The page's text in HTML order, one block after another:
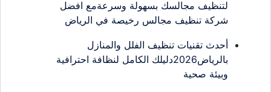
لتنظيف مجالسك بسهولة وسرعةمع افضل
شركة تنظيف مجالس رخيصة في الرياض
أحدث تقنيات تنظيف الفلل والمنازل
بالرياض2026دليلك الكامل لنظافة احترافية
وبيئة صحية